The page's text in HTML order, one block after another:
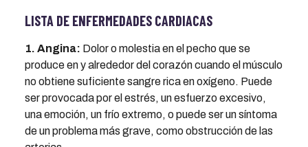
LISTA DE ENFERMEDADES CARDIACAS
1. Angina: Dolor o molestia en el pecho que se
produce en y alrededor del corazón cuando el músculo
no obtiene suficiente sangre rica en oxígeno. Puede
ser provocada por el estrés, un esfuerzo excesivo,
una emoción, un frío extremo, o puede ser un síntoma
de un problema más grave, como obstrucción de las